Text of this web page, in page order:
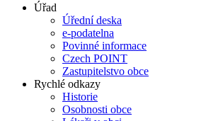
Úřad
Úřední deska
e-podatelna
Povinné informace
Czech POINT
Zastupitelstvo obce
Rychlé odkazy
Historie
Osobnosti obce